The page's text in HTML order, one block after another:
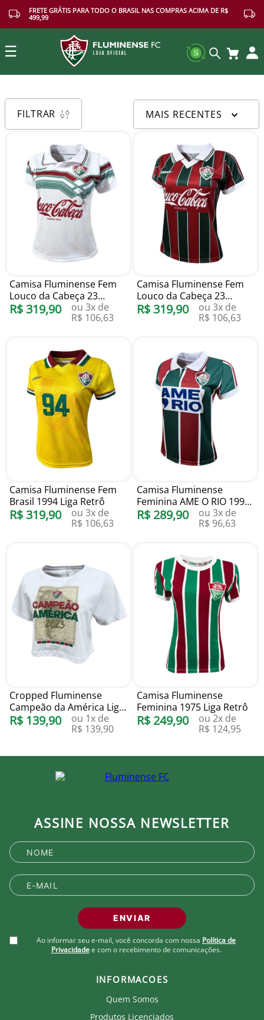
FRETE GRÁTIS PARA TODO O BRASIL NAS COMPRAS ACIMA DE R$
499,99
☰
FILTRAR MAIS RECENTES
Camisa Fluminense Fem
Louco da Cabeça 23
Branca Liga Retrô
R$ 319,90 ou 3x de
R$ 106,63
Camisa Fluminense Fem
Louco da Cabeça 23
Tricolor Liga Retrô
R$ 319,90 ou 3x de
R$ 106,63
Camisa Fluminense Fem
Brasil 1994 Liga Retrô
R$ 319,90 ou 3x de
R$ 106,63
Camisa Fluminense
Feminina AME O RIO 1995
Liga Retrô
R$ 289,90 ou 3x de
R$ 96,63
Cropped Fluminense
Campeão da América Liga
Retrô
R$ 139,90 ou 1x de
R$ 139,90
Camisa Fluminense
Feminina 1975 Liga Retrô
R$ 249,90 ou 2x de
R$ 124,95
ASSINE NOSSA NEWSLETTER
ENVIAR
Ao informar seu e-mail, você concorda com nossa Política de
Privacidade e com o recebimento de comunicações.
INFORMACOES
Quem Somos
Produtos Licenciados